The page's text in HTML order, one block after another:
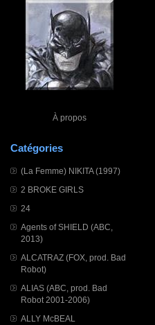
À propos
Catégories
(La Femme) NIKITA (1997)
2 BROKE GIRLS
24
Agents of SHIELD (ABC,
2013)
ALCATRAZ (FOX, prod. Bad
Robot)
ALIAS (ABC, prod. Bad
Robot 2001-2006)
ALLY McBEAL